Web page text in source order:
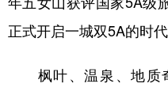
正式开启一城双5A的时代
枫叶、温泉、地质